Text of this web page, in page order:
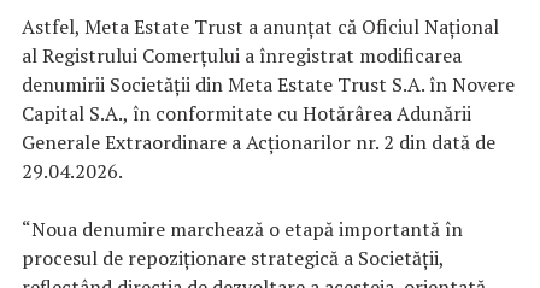
Astfel, Meta Estate Trust a anunțat că Oficiul Național
al Registrului Comerțului a înregistrat modificarea
denumirii Societății din Meta Estate Trust S.A. în Novere
Capital S.A., în conformitate cu Hotărârea Adunării
Generale Extraordinare a Acționarilor nr. 2 din dată de
29.04.2026.
“Noua denumire marchează o etapă importantă în
procesul de repoziționare strategică a Societății,